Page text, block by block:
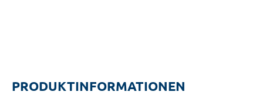
PRODUKTINFORMATIONEN